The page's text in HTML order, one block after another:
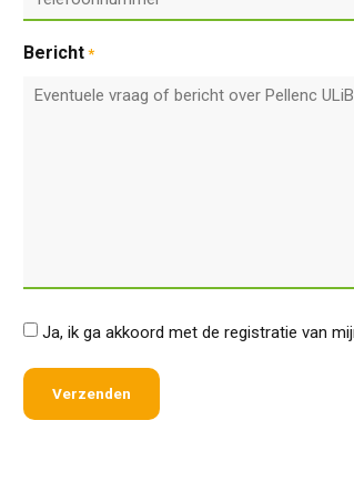
Bericht *
Ja, ik ga akkoord met de registratie van